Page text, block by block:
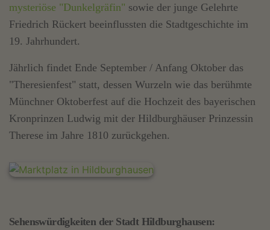
mysteriöse "Dunkelgräfin" sowie der junge Gelehrte
Friedrich Rückert beeinflussten die Stadtgeschichte im
19. Jahrhundert.
Jährlich findet Ende September / Anfang Oktober das
"Theresienfest" statt, dessen Wurzeln wie das berühmte
Münchner Oktoberfest auf die Hochzeit des bayerischen
Kronprinzen Ludwig mit der Hildburghäuser Prinzessin
Therese im Jahre 1810 zurückgehen.
Sehenswürdigkeiten der Stadt Hildburghausen: